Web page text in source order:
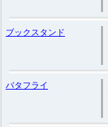
ブックスタンド
バタフライ